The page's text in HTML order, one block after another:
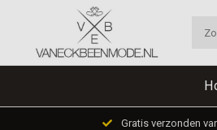
Gratis verzonden